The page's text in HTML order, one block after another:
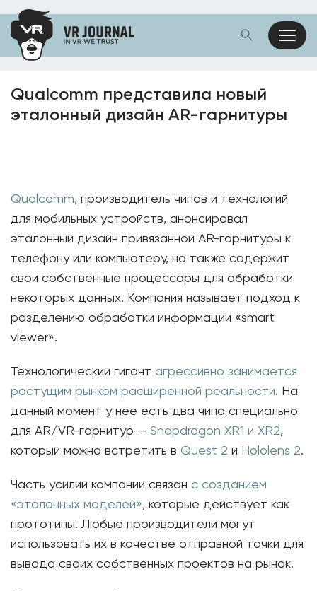
Qualcomm представила новый
эталонный дизайн AR-гарнитуры
Qualcomm, производитель чипов и технологий
для мобильных устройств, анонсировал
эталонный дизайн привязанной AR-гарнитуры к
телефону или компьютеру, но также содержит
свои собственные процессоры для обработки
некоторых данных. Компания называет подход к
разделению обработки информации «smart
viewer».
Технологический гигант агрессивно занимается
растущим рынком расширенной реальности. На
данный момент у нее есть два чипа специально
для AR/VR-гарнитур — Snapdragon XR1 и XR2,
который можно встретить в Quest 2 и Hololens 2.
Часть усилий компании связан с созданием
«эталонных моделей», которые действует как
прототипы. Любые производители могут
использовать их в качестве отправной точки для
вывода своих собственных проектов на рынок.